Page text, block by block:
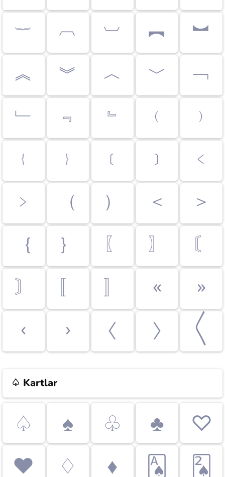
︸
︹ ︺ ︻
︼
︽
︾ ︿ ﹀
﹁
﹂
﹃ ﹄ ﹙
﹚
﹛
﹜ ﹝ ﹞
﹤
﹥
（ ） ＜
＞
｛
｝ 〖 〗
〘
〙
〚 〛 «
»
‹
› 〈 〉 〱
♤ Kartlar
♤ ♠ ♧ ♣
♡
♥
♢ ♦ 🂡
🂢